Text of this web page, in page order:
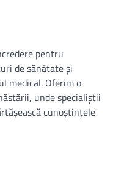
pentru
de sănătate și
medical. Oferim o
unde specialiștii
cunoștințele